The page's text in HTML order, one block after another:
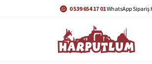
0 539 654 17 01WhatsApp Sipariş